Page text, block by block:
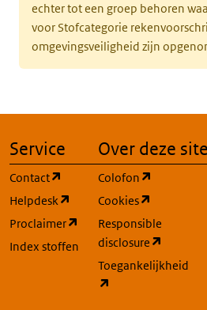
echter tot een groep behoren
voor Stofcategorie
omgevingsveiligheid zijn
Service
Contact
(opent in een nieuw tabblad)
Helpdesk
(opent in een nieuw
Proclaimer
(opent in een nieuw
Index stoffen
Over deze site
Colofon
Cookies
Responsible
disclosure
Toegankelijkheid